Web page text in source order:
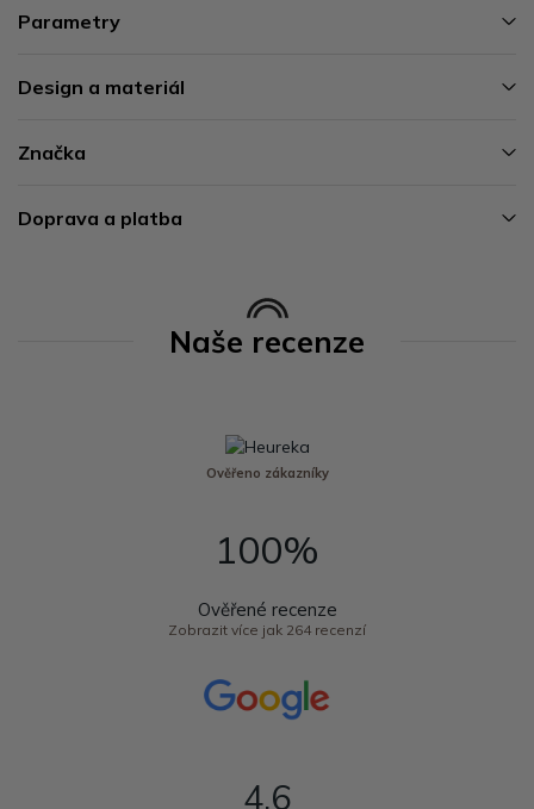
Parametry
Design a materiál
Značka
Doprava a platba
Naše recenze
Ověřeno zákazníky
100%
Ověřené recenze
Zobrazit více jak 264 recenzí
4,6